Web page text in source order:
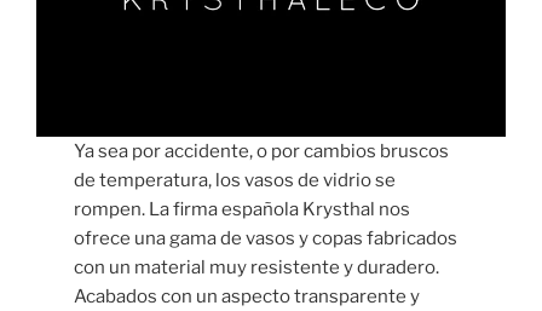
Ya sea por accidente, o por cambios bruscos
de temperatura, los vasos de vidrio se
rompen. La firma española Krysthal nos
ofrece una gama de vasos y copas fabricados
con un material muy resistente y duradero.
Acabados con un aspecto transparente y